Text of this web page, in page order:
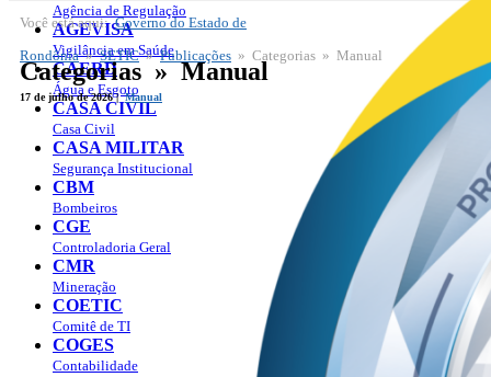
Agência de Regulação
AGEVISA
Vigilância em Saúde
CAERD
Água e Esgoto
CASA CIVIL
Casa Civil
CASA MILITAR
Segurança Institucional
CBM
Bombeiros
CGE
Controladoria Geral
CMR
Mineração
COETIC
Comitê de TI
COGES
Contabilidade
SETIC
Publicações
Todas as Publicações
Contratação de Profissionais de TIC
Banco de Talentos
Você está aqui:Governo do Estado de
Rondônia»SETIC»Publicações » Categorias » Manual
Categorias » Manual
17 de julho de 2026 |Manual